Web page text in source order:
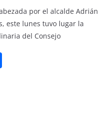
por el alcalde Adrián
este lunes tuvo lugar la
del Consejo
S